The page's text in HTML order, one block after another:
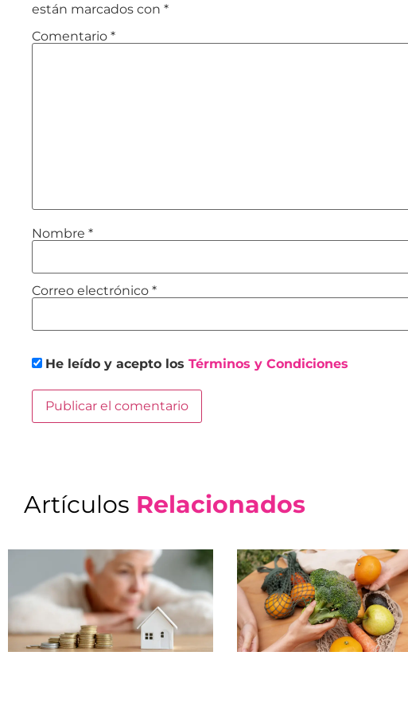
están marcados con *
Comentario *
Nombre *
Correo electrónico *
He leído y acepto los Términos y Condiciones
Artículos Relacionados